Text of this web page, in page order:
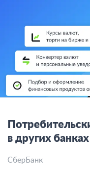
в других банках
СберБанк